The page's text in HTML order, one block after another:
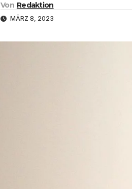
Von Redaktion
MÄRZ 8, 2023